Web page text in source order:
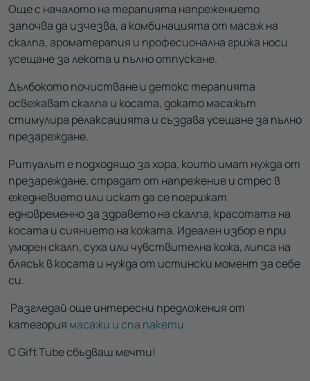
Още с началото на терапията напрежението
започва да изчезва, а комбинацията от масажна
скалпа, ароматерапия и професионална грижа носи
усещане за лекота и пълно отпускане.
Дълбокото почистване и детокс терапията
освежават скалпа и косата, докато масажът
стимулира релаксацията и създава усещане за пълно
презареждане.
Ритуалът е подходящо за хора, които имат нужда от
презареждане, страдат от напрежение и стрес в
ежедневието или искат да се погрижат
едновременно за здравето на скалпа, красотата на
косата и сиянието на кожата. Идеален избор е при
уморен скалп, суха или чувствителна кожа, липса на
блясък в косата и нужда от истински момент за себе
си.
Разгледай още интересни предложения от
категория масажи и спа пакети
С Gift Tube сбъдваш мечти!